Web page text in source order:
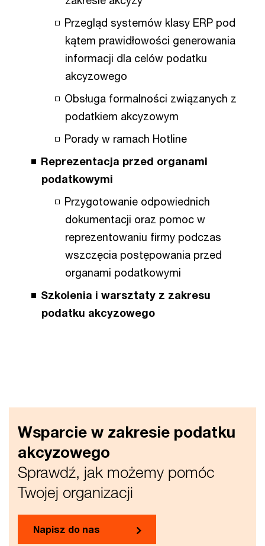
Przegląd systemów klasy ERP pod
kątem prawidłowości generowania
informacji dla celów podatku
akcyzowego
Obsługa formalności związanych z
podatkiem akcyzowym
Porady w ramach Hotline
Reprezentacja przed organami
podatkowymi
Przygotowanie odpowiednich
dokumentacji oraz pomoc w
reprezentowaniu firmy podczas
wszczęcia postępowania przed
organami podatkowymi
Szkolenia i warsztaty z zakresu
podatku akcyzowego
Wsparcie w zakresie podatku
akcyzowego
Sprawdź, jak możemy pomóc
Twojej organizacji
Napisz do nas